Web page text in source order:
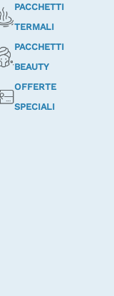
PACCHETTI
TERMALI
PACCHETTI
BEAUTY
OFFERTE
SPECIALI